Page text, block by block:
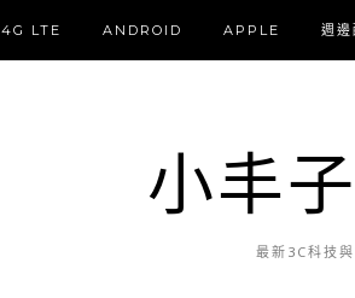
4G LTE ANDROID APPLE 週邊
小丰
最新3C科技